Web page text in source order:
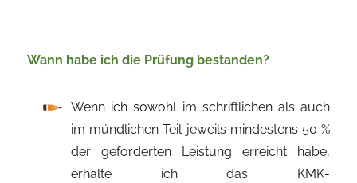
Wann habe ich die Prüfung bestanden?
Wenn ich sowohl im schriftlichen als auch
im mündlichen Teil jeweils mindestens 50 %
der geforderten Leistung erreicht habe,
erhalte ich das KMK-